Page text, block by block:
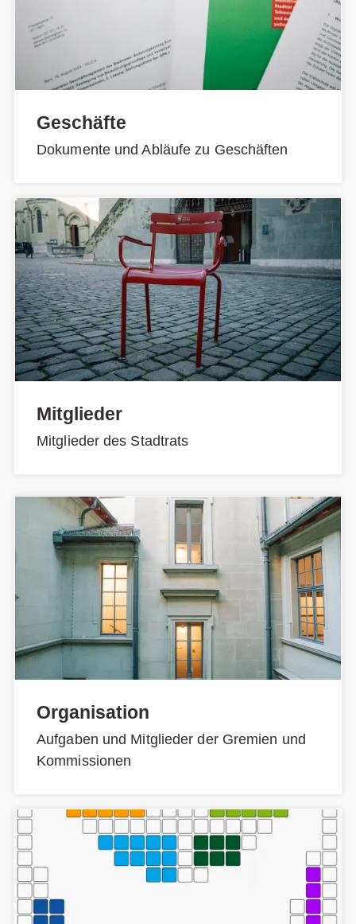
Geschäfte
Dokumente und Abläufe zu Geschäften
Mitglieder
Mitglieder des Stadtrats
Organisation
Aufgaben und Mitglieder der Gremien und
Kommissionen